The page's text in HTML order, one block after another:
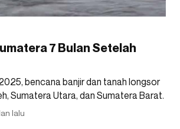
7 Bulan Setelah
bencana banjir dan tanah longsor
Sumatera Utara, dan Sumatera Barat.
lalu